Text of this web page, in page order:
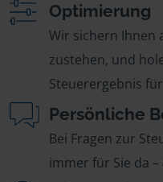
Optimierung
Wir sichern Ihnen
zustehen, und
Steuerergebnis
Persönliche
Bei Fragen zur
immer für Sie da